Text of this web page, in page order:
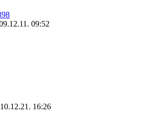
09:52
16:26